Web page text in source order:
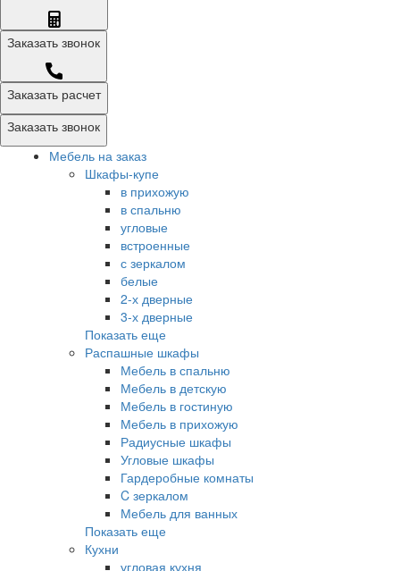
Заказать звонок
Заказать расчет
Заказать звонок
Мебель на заказ
Шкафы-купе
в прихожую
в спальню
угловые
встроенные
с зеркалом
белые
2-х дверные
3-х дверные
Показать еще
Распашные шкафы
Мебель в спальню
Мебель в детскую
Мебель в гостиную
Мебель в прихожую
Радиусные шкафы
Угловые шкафы
Гардеробные комнаты
C зеркалом
Мебель для ванных
Показать еще
Кухни
угловая кухня